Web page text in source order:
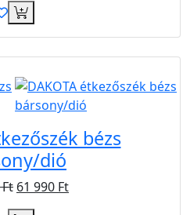
bézs
dió
Ft 61 990 Ft